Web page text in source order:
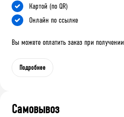
Картой (по QR)
Онлайн по ссылке
Вы можете оплатить заказ при получении
Подробнее
Самовывоз